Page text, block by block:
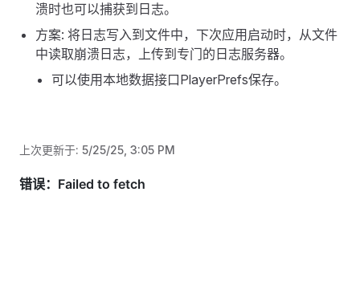
溃时也可以捕获到日志。
方案: 将日志写入到文件中，下次应用启动时，从文件
中读取崩溃日志，上传到专门的日志服务器。
可以使用本地数据接口PlayerPrefs保存。
上次更新于: 5/25/25, 3:05 PM